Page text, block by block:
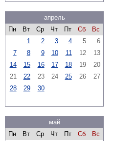
апрель
Пн
Вт Ср Чт Пт Сб
Вс
1
2 3 4 5
6
7
8 9 10 11 12
13
14
15 16 17 18 19
20
21
22 23 24 25 26
27
28
29 30
май
Пн
Вт Ср Чт Пт Сб
Вс